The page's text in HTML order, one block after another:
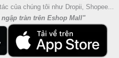
của chúng tôi như Dropii, Shopee...
tràn trên Eshop Mall"